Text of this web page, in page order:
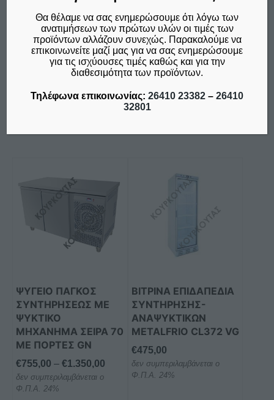
GREEK COFFEE
MACHINE)
140,00
δεν συμπεριλαμβάνεται ο
Φ.Π.Α. 24%
Προσθήκη στο καλάθι
€650,00 – € 700,00Price
range:
€650,00
through
δεν συμπεριλαμβάνεται ο
Φ.Π.Α. 24%
Επιλογή
σελίδα
του
προϊόντος
ΨΥΓΕΙΟ ΠΑΓΚΟΣ
ΣΥΝΤΗΡΗΣΕΩΣ ΜΕ
ΨΥΚΤΙΚΟ
ΜΗΧΑΝΗΜΑ ΣΕΙΡΑ 70
ΜΕ ΠΟΡΤΕΣ GN
€755,00 – €1.350,00
δεν συμπεριλαμβάνεται ο
Φ.Π.Α. 24%
πολλαπλές
παραλλαγές.
μπορούν
να
επιλεγούν
στη
σελίδα
του
προϊόντος
ΒΙΤΡΙΝΑ ΕΠΙΔΑΠΕΔΙΑ
ΣΥΝΤΗΡΗΣΗΣ-
ΑΝΑΨΥΚΤΙΚΩΝ
METALFRIO CL372 VG
€475,00
δεν συμπεριλαμβάνεται ο
Φ.Π.Α. 24%
Θα θέλαμε να σας ενημερώσουμε ότι λόγω των
ανατιμήσεων των πρώτων υλών οι τιμές των
προϊόντων αλλάζουν συνεχώς. Παρακαλούμε να
επικοινωνείτε μαζί μας για να σας ενημερώσουμε
για τις ισχύουσες τιμές καθώς και για την
διαθεσιμότητα των προϊόντων.
Τηλέφωνα επικοινωνίας: 26410 23382 – 26410
32801